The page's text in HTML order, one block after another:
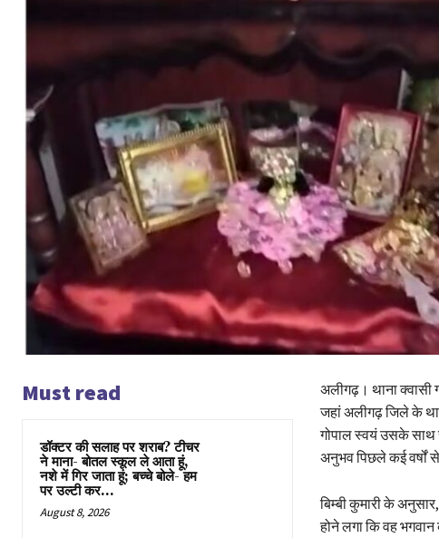
Must read
डॉक्टर की सलाह पर शराब? टीचर
ने माना- बोतल स्कूल ले आता हूं,
नशे में गिर जाता हूं; बच्चे बोले- हम
पर उल्टी कर...
August 8, 2026
अलीगढ़। थाना क्वासी
जहां अलीगढ़ जिले के
गोपाल स्वयं उसके साथ
अनुभव पिछले कई वर्षों
बिम्बी कुमारी के
होने लगा कि वह